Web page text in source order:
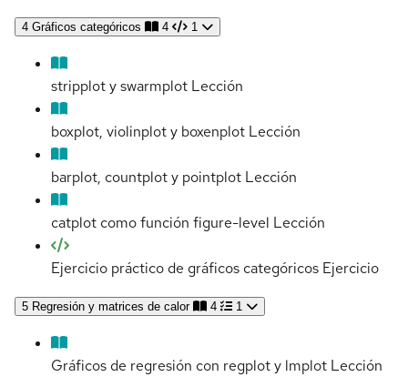
4 Gráficos categóricos 4 1
stripplot y swarmplot Lección
boxplot, violinplot y boxenplot Lección
barplot, countplot y pointplot Lección
catplot como función figure-level Lección
Ejercicio práctico de gráficos categóricos Ejercicio
5 Regresión y matrices de calor 4 1
Gráficos de regresión con regplot y lmplot Lección